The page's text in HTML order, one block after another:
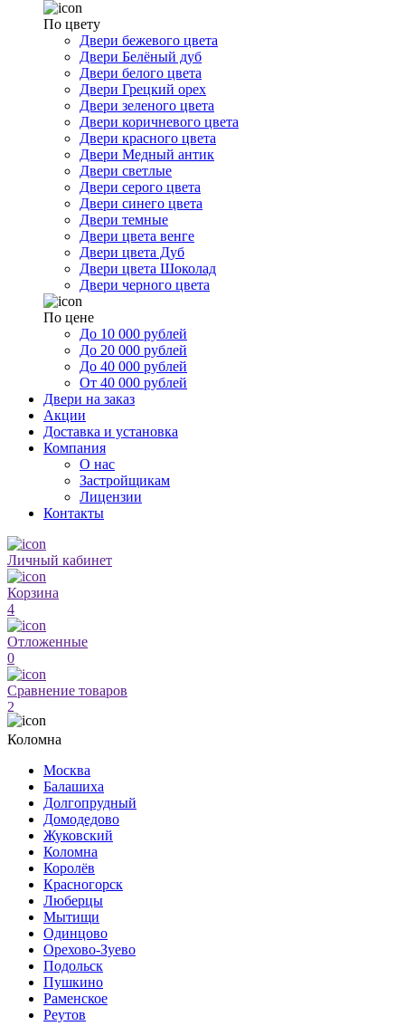
По цвету
Двери бежевого цвета
Двери Белёный дуб
Двери белого цвета
Двери Грецкий орех
Двери зеленого цвета
Двери коричневого цвета
Двери красного цвета
Двери Медный антик
Двери светлые
Двери серого цвета
Двери синего цвета
Двери темные
Двери цвета венге
Двери цвета Дуб
Двери цвета Шоколад
Двери черного цвета
По цене
До 10 000 рублей
До 20 000 рублей
До 40 000 рублей
От 40 000 рублей
Двери на заказ
Акции
Доставка и установка
Компания
О нас
Застройщикам
Лицензии
Контакты
Личный кабинет
Корзина
4
Отложенные
0
Сравнение товаров
2
Коломна
Москва
Балашиха
Долгопрудный
Домодедово
Жуковский
Коломна
Королёв
Красногорск
Люберцы
Мытищи
Одинцово
Орехово-Зуево
Подольск
Пушкино
Раменское
Реутов